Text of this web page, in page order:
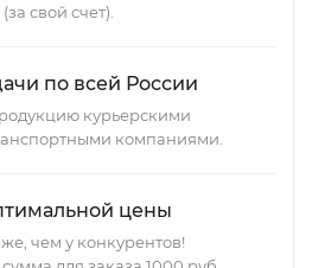
свой счет).
по всей России
курьерскими
компаниями.
цены
чем у конкурентов!